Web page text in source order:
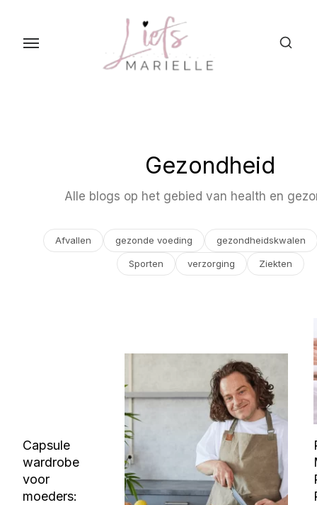
Gezondheid
Alle blogs op het gebied van health en
Afvallen gezonde voeding gezondheidskwalen
Sporten verzorging Ziekten
Capsule
wardrobe
voor
moeders: